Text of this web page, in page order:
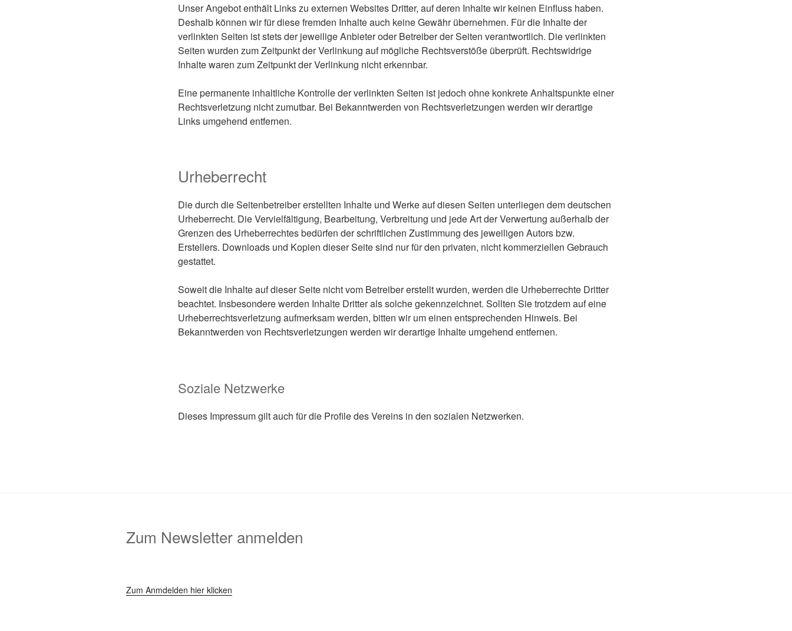
Unser Angebot enthält Links zu externen Websites Dritter, auf deren Inhalte wir keinen Einfluss haben.
Deshalb können wir für diese fremden Inhalte auch keine Gewähr übernehmen. Für die Inhalte der
verlinkten Seiten ist stets der jeweilige Anbieter oder Betreiber der Seiten verantwortlich. Die verlinkten
Seiten wurden zum Zeitpunkt der Verlinkung auf mögliche Rechtsverstöße überprüft. Rechtswidrige
Inhalte waren zum Zeitpunkt der Verlinkung nicht erkennbar.
Eine permanente inhaltliche Kontrolle der verlinkten Seiten ist jedoch ohne konkrete Anhaltspunkte einer
Rechtsverletzung nicht zumutbar. Bei Bekanntwerden von Rechtsverletzungen werden wir derartige
Links umgehend entfernen.
Urheberrecht
Die durch die Seitenbetreiber erstellten Inhalte und Werke auf diesen Seiten unterliegen dem deutschen
Urheberrecht. Die Vervielfältigung, Bearbeitung, Verbreitung und jede Art der Verwertung außerhalb der
Grenzen des Urheberrechtes bedürfen der schriftlichen Zustimmung des jeweiligen Autors bzw.
Erstellers. Downloads und Kopien dieser Seite sind nur für den privaten, nicht kommerziellen Gebrauch
gestattet.
Soweit die Inhalte auf dieser Seite nicht vom Betreiber erstellt wurden, werden die Urheberrechte Dritter
beachtet. Insbesondere werden Inhalte Dritter als solche gekennzeichnet. Sollten Sie trotzdem auf eine
Urheberrechtsverletzung aufmerksam werden, bitten wir um einen entsprechenden Hinweis. Bei
Bekanntwerden von Rechtsverletzungen werden wir derartige Inhalte umgehend entfernen.
Soziale Netzwerke
Dieses Impressum gilt auch für die Profile des Vereins in den sozialen Netzwerken.
Zum Newsletter anmelden
Zum Anmdelden hier klicken